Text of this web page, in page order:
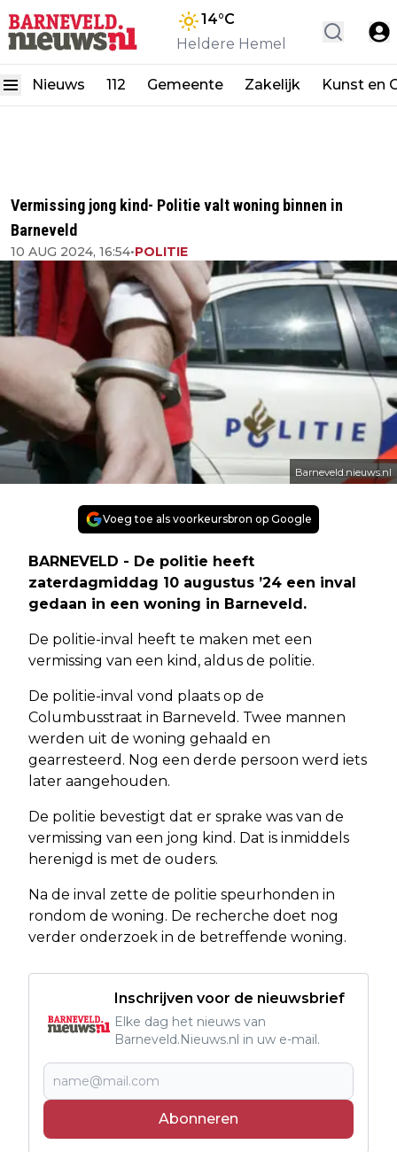
14°C
Heldere Hemel
Nieuws 112 Gemeente Zakelijk Kunst en
Vermissing jong kind- Politie valt woning binnen in
Barneveld
10 AUG 2024, 16:54•POLITIE
Barneveld.nieuws.nl
Voeg toe als voorkeursbron op Google
BARNEVELD - De politie heeft
zaterdagmiddag 10 augustus ’24 een inval
gedaan in een woning in Barneveld.
De politie-inval heeft te maken met een
vermissing van een kind, aldus de politie.
De politie-inval vond plaats op de
Columbusstraat in Barneveld. Twee mannen
werden uit de woning gehaald en
gearresteerd. Nog een derde persoon werd iets
later aangehouden.
De politie bevestigt dat er sprake was van de
vermissing van een jong kind. Dat is inmiddels
herenigd is met de ouders.
Na de inval zette de politie speurhonden in
rondom de woning. De recherche doet nog
verder onderzoek in de betreffende woning.
Inschrijven voor de nieuwsbrief
Elke dag het nieuws van
Barneveld.Nieuws.nl in uw e-mail.
Abonneren